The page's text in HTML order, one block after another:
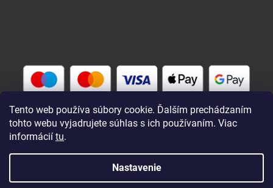
Tento web používa súbory cookie. Ďalším prechádzaním
tohto webu vyjadrujete súhlas s ich používaním. Viac
informácií tu.
Nastavenie